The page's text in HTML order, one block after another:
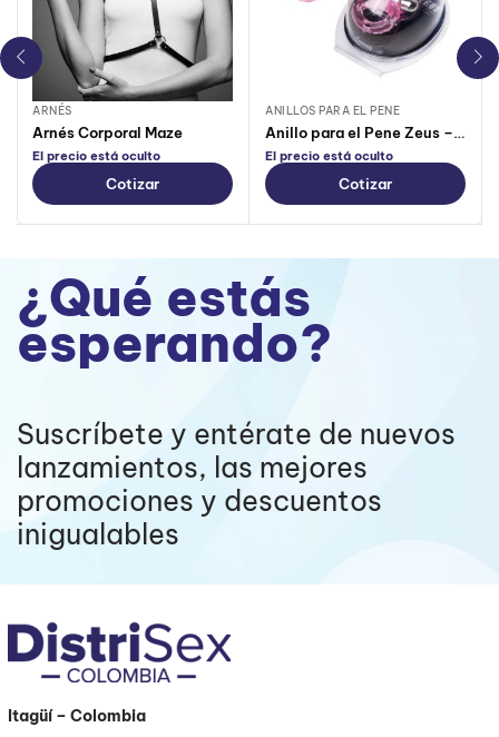
ARNÉS
Arnés Corporal Maze
El precio está oculto
Cotizar
ANILLOS PARA EL PENE
Anillo para el Pene Zeus – CamToyz
El precio está oculto
Cotizar
¿Qué estás
esperando?
Suscríbete y entérate de nuevos
lanzamientos, las mejores
promociones y descuentos
inigualables
Itagüí– Colombia